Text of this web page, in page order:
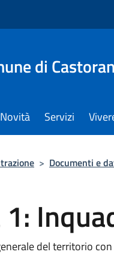
di
Novità Servizi
> Documenti e
1:
del territorio